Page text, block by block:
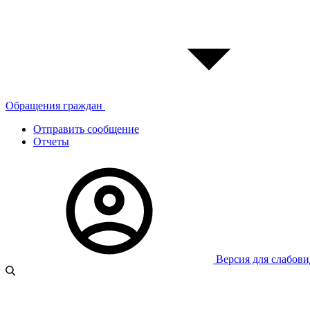
Обращения граждан
Отправить сообщение
Отчеты
Версия для